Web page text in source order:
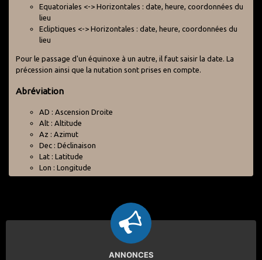
Equatoriales <-> Horizontales : date, heure, coordonnées du
lieu
Ecliptiques <-> Horizontales : date, heure, coordonnées du
lieu
Pour le passage d'un équinoxe à un autre, il faut saisir la date. La
précession ainsi que la nutation sont prises en compte.
Abréviation
AD : Ascension Droite
Alt : Altitude
Az : Azimut
Dec : Déclinaison
Lat : Latitude
Lon : Longitude
ANNONCES